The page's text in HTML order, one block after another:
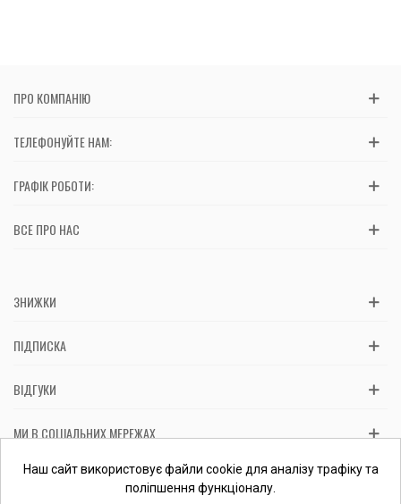
ПРО КОМПАНІЮ
ТЕЛЕФОНУЙТЕ НАМ:
ГРАФІК РОБОТИ:
ВСЕ ПРО НАС
ЗНИЖКИ
ПІДПИСКА
ВІДГУКИ
МИ В СОЦІАЛЬНИХ МЕРЕЖАХ
Вас обслуговує: ФОП Косташ С.І., номер запису в ЄДР 2 673 000
0000 057597 від 06.01.2017.Перевірити ФОП
Наш сайт використовує файли cookie для аналізу трафіку та
поліпшення функціоналу.